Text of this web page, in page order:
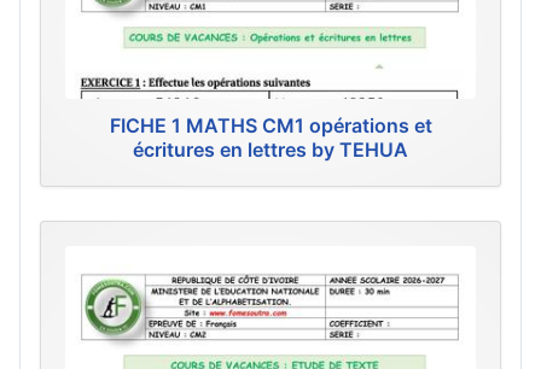
FICHE 1 MATHS CM1 opérations et
écritures en lettres by TEHUA